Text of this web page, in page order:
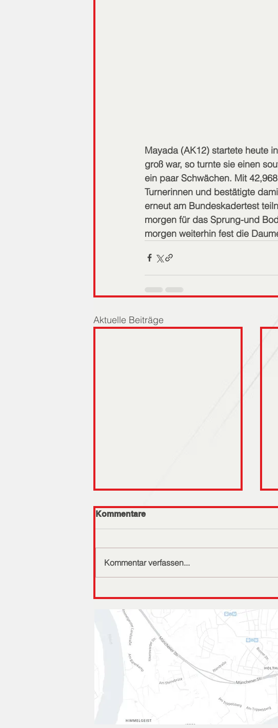
Mayada (AK12) startete heute
groß war, so turnte sie einen
ein paar Schwächen. Mit
Turnerinnen und bestätigte
erneut am Bundeskadertest
morgen für das Sprung-und
morgen weiterhin fest die
Aktuelle Beiträge
der AK 7/8 und
Testwettkampf AK 9-
11Bergisch Gladbach
Kommentare
Kommentar verfassen...